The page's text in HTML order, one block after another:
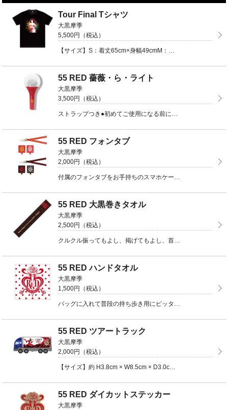
Tour Final Tシャツ
大黒摩季
5,500円（税込）
【サイズ】S：着丈65cm×身幅49cmM：着丈69cm×身幅52cmL：着丈73cm×身幅55cm ...
55 RED 薔薇・ら・ライト
大黒摩季
3,500円（税込）
ストラップつき●初めてご使用になる前に初めてご使用になる際には、絶縁のため電池ソケットが逆にセットし ...
55 RED フォンタブ
大黒摩季
2,000円（税込）
付属のフォンタブをお手持ちのスマホケースに差し込むだけで、手ぶらでスマホを持ち歩くことができるフォン ...
55 RED 大黒巻きタオル
大黒摩季
2,500円（税込）
クルクル振ってもよし、掲げてもよし、首に巻いてもよし！の万能タオル！【サイズ】約W930mm×H16 ...
55 RED ハンドタオル
大黒摩季
1,500円（税込）
バッグに入れて普段の持ち歩き用にピッタリサイズのハンドタオル【サイズ】約W340mm×H350mm※ ...
55 RED ツアートラック
大黒摩季
2,000円（税込）
【サイズ】約 H3.8cm × W8.5cm × D3.0cm【素材】亜鉛合金、ABS樹脂製【仕様】 ...
55 RED ダイカットステッカー
大黒摩季